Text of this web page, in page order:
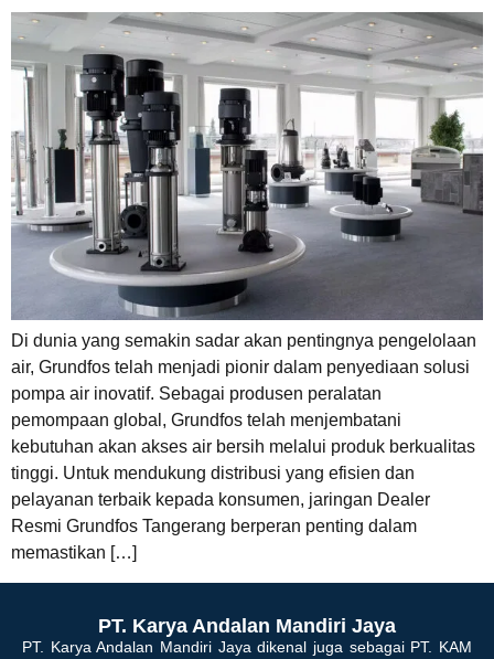
Di dunia yang semakin sadar akan pentingnya pengelolaan
air, Grundfos telah menjadi pionir dalam penyediaan solusi
pompa air inovatif. Sebagai produsen peralatan
pemompaan global, Grundfos telah menjembatani
kebutuhan akan akses air bersih melalui produk berkualitas
tinggi. Untuk mendukung distribusi yang efisien dan
pelayanan terbaik kepada konsumen, jaringan Dealer
Resmi Grundfos Tangerang berperan penting dalam
memastikan […]
PT. Karya Andalan Mandiri Jaya
PT. Karya Andalan Mandiri Jaya dikenal juga sebagai PT. KAM